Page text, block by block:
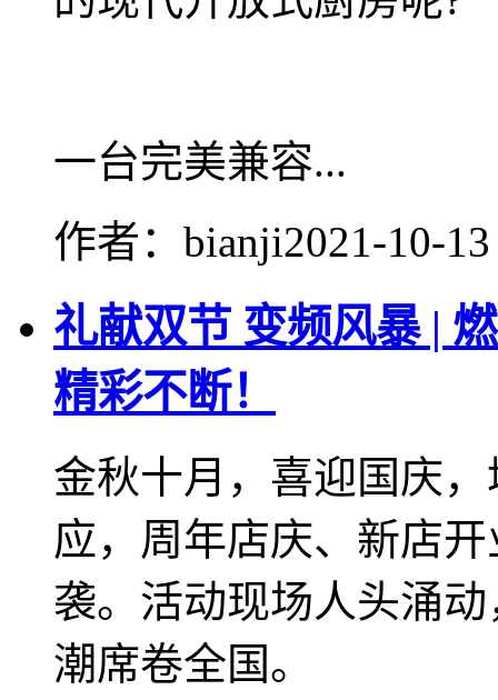
一台完美兼容...
作者：bianji2021-10-
礼献双节 变频风暴 |
精彩不断！
金秋十月，喜迎国庆
应，周年店庆、新店
袭。活动现场人头涌
潮席卷全国。